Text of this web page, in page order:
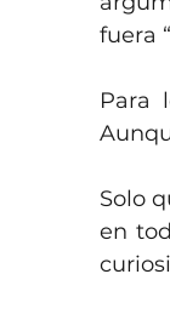
fuera
Para
Solo
en